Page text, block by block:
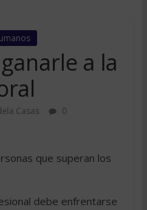
a la
Casas
0
que superan los
debe enfrentarse